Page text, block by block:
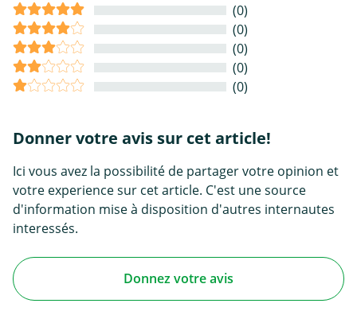
(0)
(0)
(0)
(0)
(0)
Donner votre avis sur cet article!
Ici vous avez la possibilité de partager votre opinion et
votre experience sur cet article. C'est une source
d'information mise à disposition d'autres internautes
interessés.
Donnez votre avis